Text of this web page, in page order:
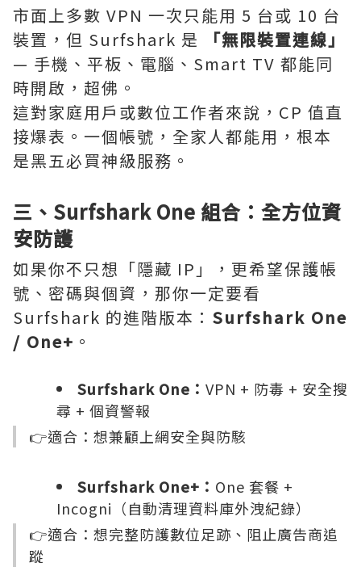
市面上多數 VPN 一次只能用 5 台或 10 台
裝置，但 Surfshark 是
「無限裝置連線」
— 手機、平板、電腦、Smart TV 都能同
時開啟，超佛。
這對家庭用戶或數位工作者來說，CP 值直
接爆表。一個帳號，全家人都能用，根本
是黑五必買神級服務。
三、Surfshark One 組合：全方位資
安防護
如果你不只想「隱藏 IP」，更希望保護帳
號、密碼與個資，那你一定要看
Surfshark 的進階版本： Surfshark One
/ One+ 。
Surfshark One： VPN + 防毒 + 安全搜
尋 + 個資警報
👉適合：想兼顧上網安全與防駭
Surfshark One+： One 套餐 +
Incogni（自動清理資料庫外洩紀錄）
👉適合：想完整防護數位足跡、阻止廣告商追
蹤